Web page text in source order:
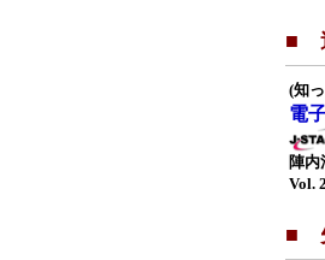
■
(知
電
陣内
Vol.
■